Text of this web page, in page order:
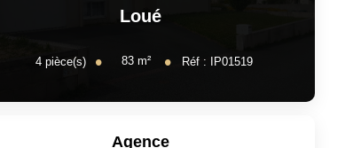
Loué
4 pièce(s) 83 m² Réf : IP01519
Agence